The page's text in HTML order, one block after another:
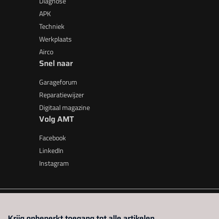
APK
Techniek
Werkplaats
Airco
Snel naar
Garageforum
Reparatiewijzer
Digitaal magazine
Volg AMT
Facebook
LinkedIn
Instagram